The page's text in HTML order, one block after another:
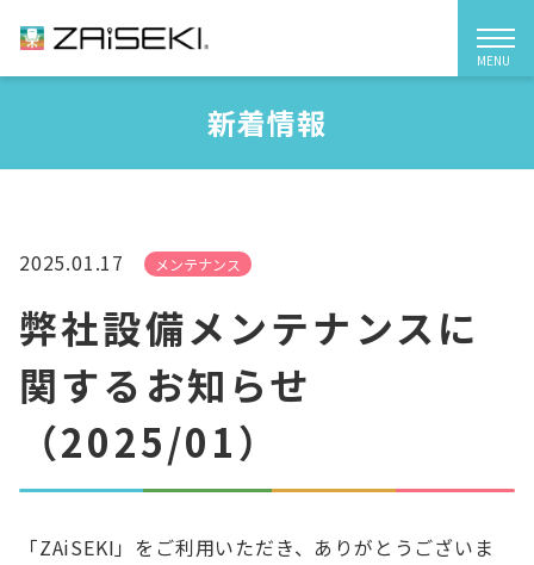
MENU
料金プラン
導入事例
よくあるご質問
新着情報
2025.01.17 メンテナンス
弊社設備メンテナンスに
関するお知らせ
（2025/01）
「ZAiSEKI」をご利用いただき、ありがとうございま